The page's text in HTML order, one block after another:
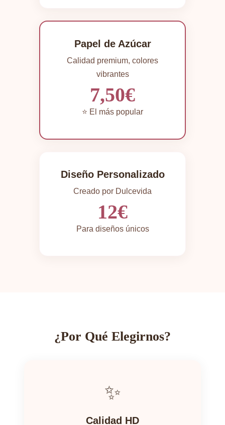
Papel de Azúcar
Calidad premium, colores
vibrantes
7,50€
⭐ El más popular
Diseño Personalizado
Creado por Dulcevida
12€
Para diseños únicos
¿Por Qué Elegirnos?
✨
Calidad HD